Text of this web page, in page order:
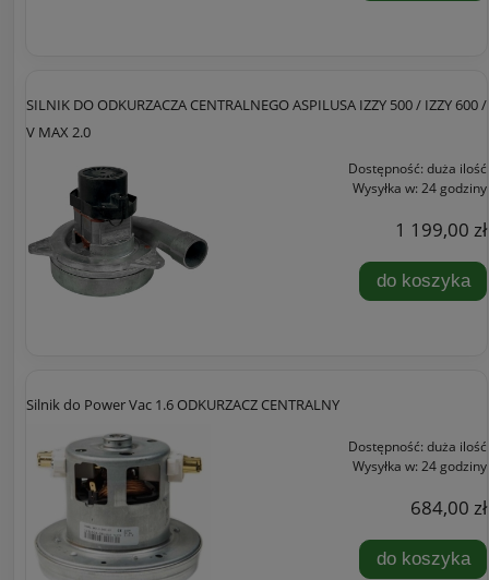
SILNIK DO ODKURZACZA CENTRALNEGO ASPILUSA IZZY 500 / IZZY 600 /
V MAX 2.0
Dostępność: duża ilość
Wysyłka w: 24 godziny
1 199,00 zł
do koszyka
Silnik do Power Vac 1.6 ODKURZACZ CENTRALNY
Dostępność: duża ilość
Wysyłka w: 24 godziny
684,00 zł
do koszyka